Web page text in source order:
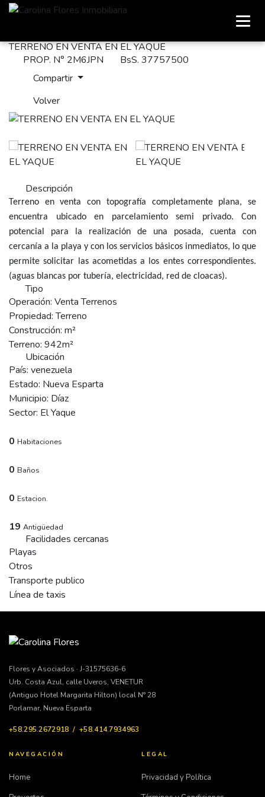
TERRENO EN VENTA EN EL YAQUE
PROP. N° 2M6JPN
BsS. 37757500
Compartir
Volver
Descripción
Terreno en venta con topografía completamente plana, se
encuentra ubicado en parcelamiento semi privado. Con
potencial para la realización de una posada, cuenta con
cercanía a la playa y con los servicios básicos inmediatos, lo que
permite solicitar las acometidas a los entes correspondientes.
(aguas blancas por tubería, electricidad, red de cloacas).
Tipo
Operación: Venta Terrenos
Propiedad:Terreno
Construcción: m²
Terreno: 942m²
Ubicación
País: venezuela
Estado: Nueva Esparta
Municipio: Díaz
Sector: El Yaque
0 Habitaciones
0 Baños
0 Estacion.
19 Antigüedad
Facilidades cercanas
Playas
Otros
Transporte publico
Línea de taxis
Flores y Asociados · J-31575636-6
Urb. Costa Azul, calle Uveros, VENETUR
(Antiguo Hotel Margarita Hilton) local N° 28
Porlamar, Nueva Esparta
+58.295.2672918 / +58.414.7934963
NAVEGACIÓN
Home
LEGAL
Privacidad y Política